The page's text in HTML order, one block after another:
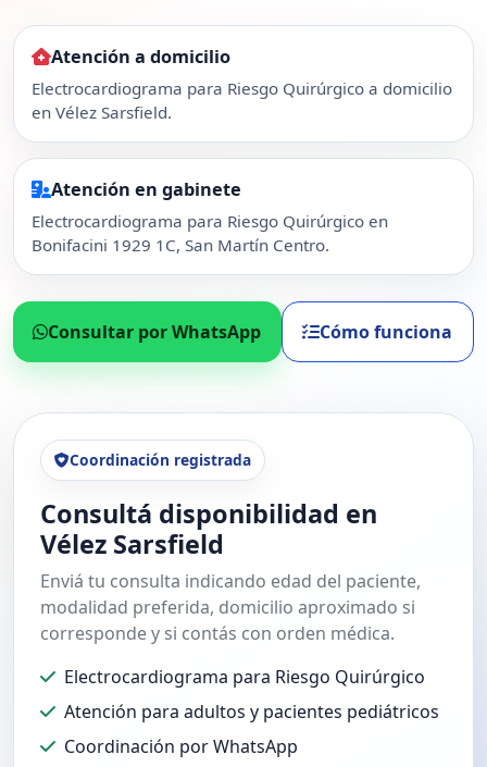
Atención a domicilio
Electrocardiograma para Riesgo Quirúrgico a domicilio
en Vélez Sarsfield.
Atención en gabinete
Electrocardiograma para Riesgo Quirúrgico en
Bonifacini 1929 1C, San Martín Centro.
Consultar por WhatsApp Cómo funciona
Coordinación registrada
Consultá disponibilidad en
Vélez Sarsfield
Enviá tu consulta indicando edad del paciente,
modalidad preferida, domicilio aproximado si
corresponde y si contás con orden médica.
Electrocardiograma para Riesgo Quirúrgico
Atención para adultos y pacientes pediátricos
Coordinación por WhatsApp